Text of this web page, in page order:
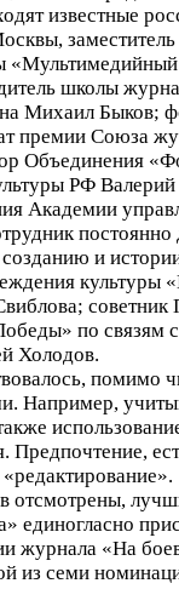
известные
заместитель
школы
Михаил Быков;
премии Союза
Объединения
РФ
Академии
и
культуры
советник
по связям
Холодов.
помимо
Например,
отсмотрены,
единогласно
журнала «На
из семи